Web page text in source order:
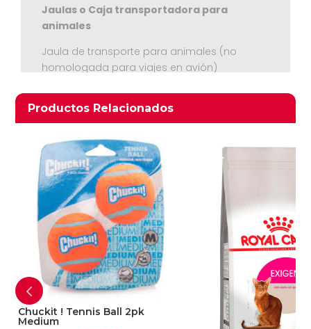
Ver Carrito
Seguir Comprando
Jaulas o Caja transportadora para
animales
Jaula de transporte para animales (no
homologada para viajes en avión)
Productos Relacionados
Productos relacionados
Chuckit ! Tennis Ball 2pk
Medium